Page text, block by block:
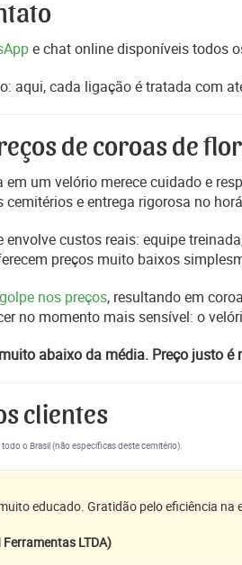
e chat online disponíveis todos
aqui, cada ligação é tratada com
de coroas de
um velório merece cuidado e
e entrega rigorosa no
envolve custos reais: equipe
preços muito baixos
golpe nos preços, resultando em
no momento mais sensível: o
abaixo da média. Preço justo
clientes
todo o Brasil (não específicas deste cemitério).
educado. Gratidão pelo eficiência na
LTDA)